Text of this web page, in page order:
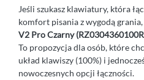
Jeśli szukasz klawiatury, która
komfort pisania z wygodą
V2 Pro Czarny
To propozycja dla osób, które
układ klawiszy (100%) i
nowoczesnych opcji łączności.